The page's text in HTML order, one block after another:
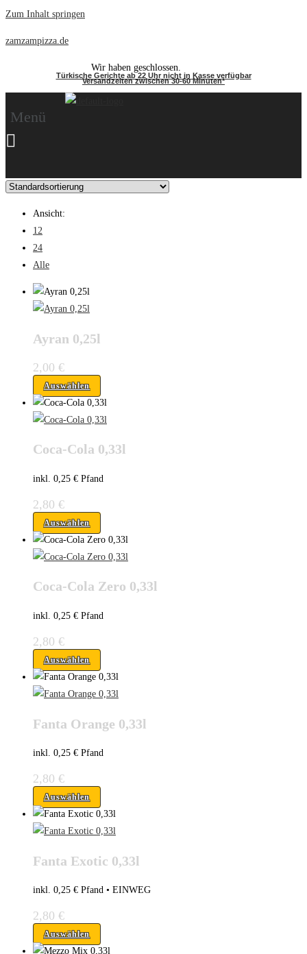
Zum Inhalt springen
zamzampizza.de
Wir haben geschlossen.
Türkische Gerichte ab 22 Uhr nicht in Kasse verfügbar
Versandzeiten zwischen 30-60 Minuten*
Menü
Ansicht:
12
24
Alle
Ayran 0,25l
2,00 €
Auswählen
Coca-Cola 0,33l
inkl. 0,25 € Pfand
2,80 €
Auswählen
Coca-Cola Zero 0,33l
inkl. 0,25 € Pfand
2,80 €
Auswählen
Fanta Orange 0,33l
inkl. 0,25 € Pfand
2,80 €
Auswählen
Fanta Exotic 0,33l
inkl. 0,25 € Pfand • EINWEG
2,80 €
Auswählen